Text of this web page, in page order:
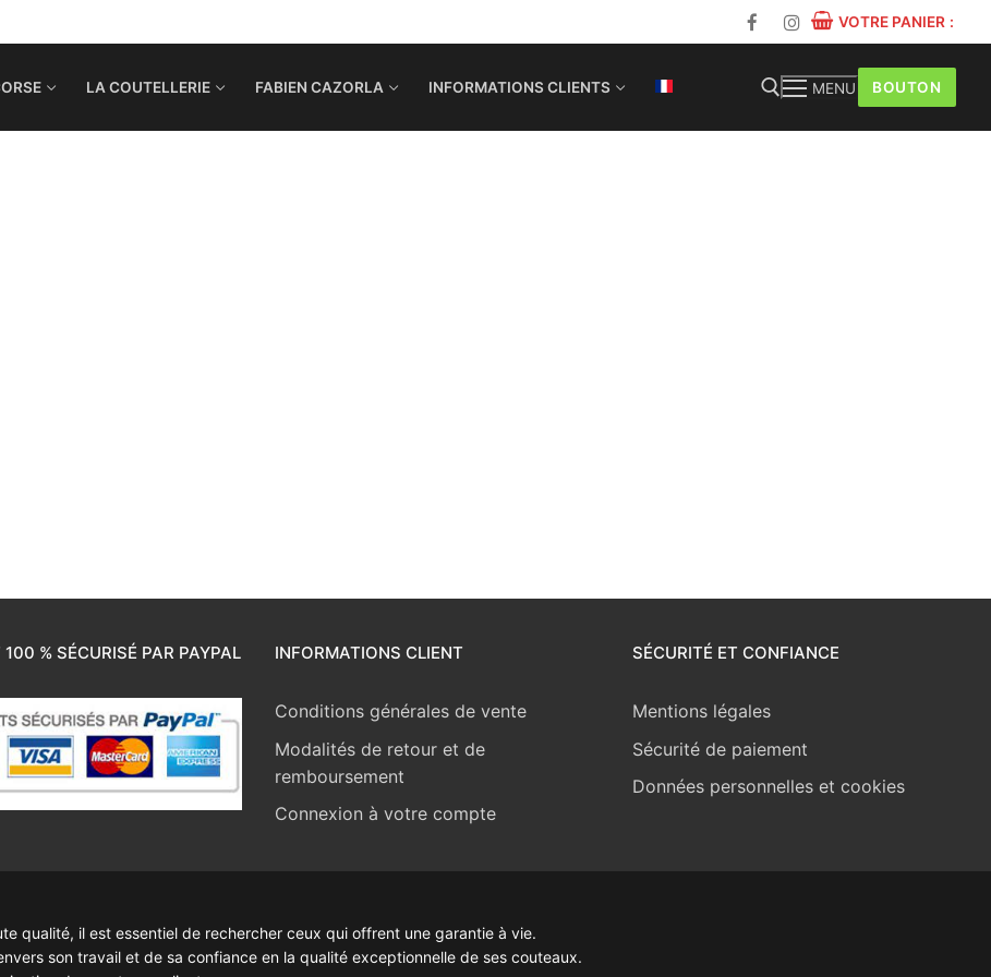
VOTRE PANIER :
LA COUTELLERIE FABIEN CAZORLA INFORMATIONS CLIENTS MENU BOUTON
100 % SÉCURISÉ PAR PAYPAL INFORMATIONS CLIENT
Conditions générales de vente
Modalités de retour et de
remboursement
Connexion à votre compte
SÉCURITÉ ET CONFIANCE
Mentions légales
Sécurité de paiement
Données personnelles et cookies
qualité, il est essentiel de rechercher ceux qui offrent une garantie à vie.
son travail et de sa confiance en la qualité exceptionnelle de ses couteaux.